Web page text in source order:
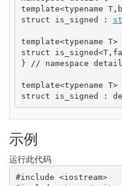
template<typename T,
struct is_signed :
template<typename T>
struct is_signed<T,
}
// namespace detail
template<typename T>
struct is_signed :
示例
运行此代码
#include <iostream>